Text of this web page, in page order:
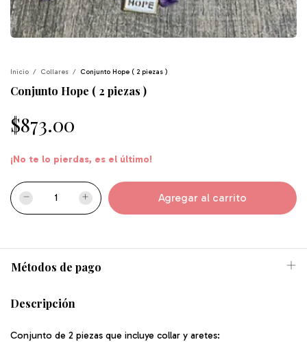
Inicio / Collares / Conjunto Hope ( 2 piezas )
Conjunto Hope ( 2 piezas )
$873.00
¡No te lo pierdas, es el último!
Métodos de pago
Descripción
Conjunto de 2 piezas que incluye collar y aretes: